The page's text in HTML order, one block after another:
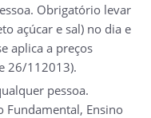
Obrigatório levar
açúcar e sal) no dia e
aplica a preços
26/112013).
pessoa.
Fundamental, Ensino